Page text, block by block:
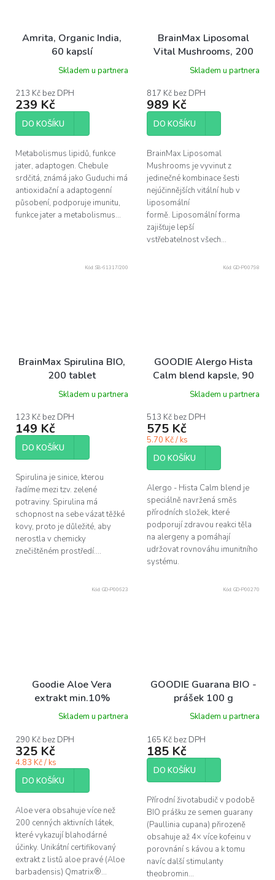
Amrita, Organic India,
60 kapslí
Skladem u partnera
213 Kč bez DPH
239 Kč
DO KOŠÍKU
Metabolismus lipidů, funkce
jater, adaptogen. Chebule
srdčitá, známá jako Guduchi má
antioxidační a adaptogenní
působení, podporuje imunitu,
funkce jater a metabolismus...
BrainMax Liposomal
Vital Mushrooms, 200
ml
Skladem u partnera
817 Kč bez DPH
989 Kč
DO KOŠÍKU
BrainMax Liposomal
Mushrooms je vyvinut z
jedinečné kombinace šesti
nejúčinnějších vitální hub v
liposomální
formě. Liposomální forma
zajišťuje lepší
vstřebatelnost všech...
BrainMax Spirulina BIO,
200 tablet
Skladem u partnera
123 Kč bez DPH
149 Kč
DO KOŠÍKU
Spirulina je sinice, kterou
řadíme mezi tzv. zelené
potraviny. Spirulina má
schopnost na sebe vázat těžké
kovy, proto je důležité, aby
nerostla v chemicky
znečištěném prostředí....
Kód: SB-61317/200
GOODIE Alergo Hista
Calm blend kapsle, 90
ks
Skladem u partnera
513 Kč bez DPH
575 Kč
5.70 Kč / ks
DO KOŠÍKU
Alergo - Hista Calm blend je
speciálně navržená směs
přírodních složek, které
podporují zdravou reakci těla
na alergeny a pomáhají
udržovat rovnováhu imunitního
systému.
Kód: GD-P00798
Goodie Aloe Vera
extrakt min.10%
polysaccharides, 60ks
Skladem u partnera
290 Kč bez DPH
325 Kč
4.83 Kč / ks
DO KOŠÍKU
Aloe vera obsahuje více než
200 cenných aktivních látek,
které vykazují blahodárné
účinky. Unikátní certifikovaný
extrakt z listů aloe pravé (Aloe
barbadensis) Qmatrix®...
Kód: GD-P00623
GOODIE Guarana BIO -
prášek 100 g
Skladem u partnera
165 Kč bez DPH
185 Kč
DO KOŠÍKU
Přírodní životabudič v podobě
BIO prášku ze semen guarany
(Paullinia cupana) přirozeně
obsahuje až 4× více kofeinu v
porovnání s kávou a k tomu
navíc další stimulanty
theobromin...
Kód: GD-P00270